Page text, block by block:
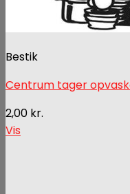
Bestik
Centrum tager
2,00 kr.
Vis